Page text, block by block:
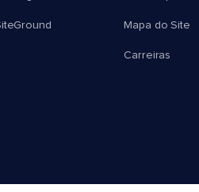
Mapa do Site
Carreiras